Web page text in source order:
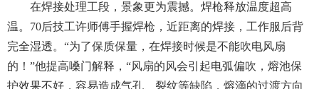
在焊接处理工段，景象更为震撼。焊枪释放温度超高
温。70后技工许师傅手握焊枪，近距离的焊接，工作服后背
完全湿透。“为了保质保量，在焊接时候是不能吹电风扇
的！”他提高嗓门解释，“风扇的风会引起电弧偏吹，熔池保
护效果不好，容易造成气孔、裂纹等缺陷，熔滴的过渡方向